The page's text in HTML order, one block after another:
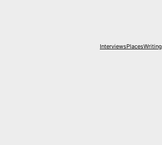
InterviewsPlacesWriting